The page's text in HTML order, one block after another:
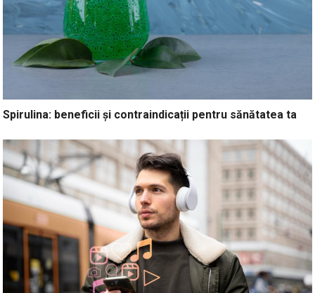
Spirulina: beneficii și contraindicații pentru sănătatea ta